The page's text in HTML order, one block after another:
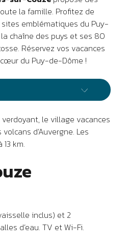
la famille. Profitez de
emblématiques du Puy-
chaîne des puys et ses 80
Réservez vos vacances
du Puy-de-Dôme !
le village vacances
d’Auvergne. Les
km.
inclus) et 2
d’eau. TV et Wi-Fi.